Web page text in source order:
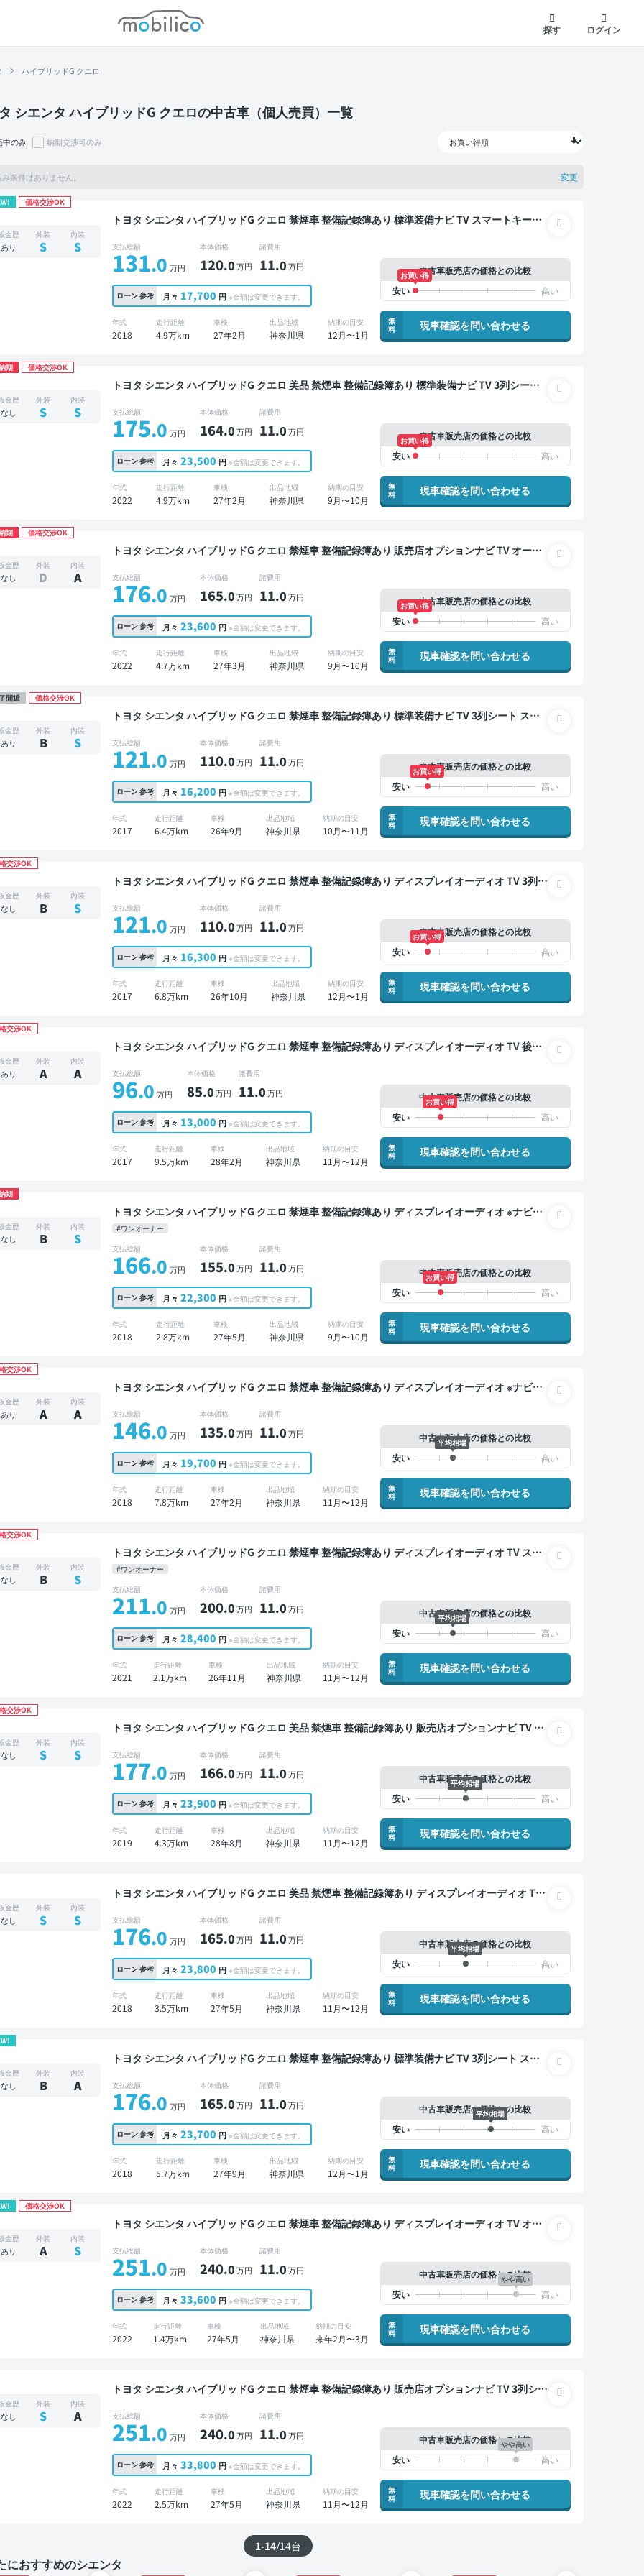
モビリコ
探す
ログイン
ハイブリッドG クエロ
シエンタ ハイブリッドG クエロの中古車（個人売買）一覧
中のみ 納期交渉可のみ
条件はありません。 変更
価格交渉OK
トヨタ シエンタ ハイブリッドG クエロ 禁煙車 整備記録簿あり 標準装備ナビ TV スマートキー
金歴
あり
外装
S
内装
S 支払総額
131.0 万円
本体価格
120.0万円
諸費用
11.0万円
ローン参考 月々 17,700 円 ※金額は変更できます。
年式
2018
走行距離
4.9万km
車検
27年2月
出品地域
神奈川県
納期の目安
12月〜1月
中古車販売店の価格との比較
お買い得
無
料
現車確認を問い合わせる
期 価格交渉OK
トヨタ シエンタ ハイブリッドG クエロ 美品 禁煙車 整備記録簿あり 標準装備ナビ TV 3列シート
ドア 7人乗り
金歴
なし
外装
S
内装
S 支払総額
175.0 万円
本体価格
164.0万円
諸費用
11.0万円
ローン参考 月々 23,500 円 ※金額は変更できます。
年式
2022
走行距離
4.9万km
車検
27年2月
出品地域
神奈川県
納期の目安
9月〜10月
中古車販売店の価格との比較
お買い得
無
料
現車確認を問い合わせる
期 価格交渉OK
トヨタ シエンタ ハイブリッドG クエロ 禁煙車 整備記録簿あり 販売店オプションナビ TV オート
減 両側電動スライドドア 7人乗り
金歴
なし
外装
D
内装
A 支払総額
176.0 万円
本体価格
165.0万円
諸費用
11.0万円
ローン参考 月々 23,600 円 ※金額は変更できます。
年式
2022
走行距離
4.7万km
車検
27年3月
出品地域
神奈川県
納期の目安
9月〜10月
中古車販売店の価格との比較
お買い得
無
料
現車確認を問い合わせる
間近 価格交渉OK
トヨタ シエンタ ハイブリッドG クエロ 禁煙車 整備記録簿あり 標準装備ナビ TV 3列シート スマ
金歴
あり
外装
B
内装
S 支払総額
121.0 万円
本体価格
110.0万円
諸費用
11.0万円
ローン参考 月々 16,200 円 ※金額は変更できます。
年式
2017
走行距離
6.4万km
車検
26年9月
出品地域
神奈川県
納期の目安
10月〜11月
中古車販売店の価格との比較
お買い得
無
料
現車確認を問い合わせる
交渉OK
トヨタ シエンタ ハイブリッドG クエロ 禁煙車 整備記録簿あり ディスプレイオーディオ TV 3列シ
スライドドア 7人乗り
金歴
なし
外装
B
内装
S 支払総額
121.0 万円
本体価格
110.0万円
諸費用
11.0万円
ローン参考 月々 16,300 円 ※金額は変更できます。
年式
2017
走行距離
6.8万km
車検
26年10月
出品地域
神奈川県
納期の目安
12月〜1月
中古車販売店の価格との比較
お買い得
無
料
現車確認を問い合わせる
交渉OK
トヨタ シエンタ ハイブリッドG クエロ 禁煙車 整備記録簿あり ディスプレイオーディオ TV 後席
ライドドア 7人乗り
金歴
あり
外装
A
内装
A 支払総額
96.0 万円
本体価格
85.0万円
諸費用
11.0万円
ローン参考 月々 13,000 円 ※金額は変更できます。
年式
2017
走行距離
9.5万km
車検
28年2月
出品地域
神奈川県
納期の目安
11月〜12月
中古車販売店の価格との比較
お買い得
無
料
現車確認を問い合わせる
期
トヨタ シエンタ ハイブリッドG クエロ 禁煙車 整備記録簿あり ディスプレイオーディオ ※ナビキ
ットあり TV 3列シート ワイヤレスキー ETC バックモニター ドライブレコーダー 両側電動スライ
ドドア 7人乗り
#ワンオーナー
金歴
なし
外装
B
内装
S
支払総額
166.0 万円
本体価格
155.0万円
諸費用
11.0万円
ローン参考 月々 22,300 円 ※金額は変更できます。
年式
2018
走行距離
2.8万km
車検
27年5月
出品地域
神奈川県
納期の目安
9月〜10月
中古車販売店の価格との比較
お買い得
無
料
現車確認を問い合わせる
交渉OK
トヨタ シエンタ ハイブリッドG クエロ 禁煙車 整備記録簿あり ディスプレイオーディオ ※ナビキ
動スライドドア 7人乗り
金歴
あり
外装
A
内装
A 支払総額
146.0 万円
本体価格
135.0万円
諸費用
11.0万円
ローン参考 月々 19,700 円 ※金額は変更できます。
年式
2018
走行距離
7.8万km
車検
27年2月
出品地域
神奈川県
納期の目安
11月〜12月
中古車販売店の価格との比較
平均相場
無
料
現車確認を問い合わせる
交渉OK
トヨタ シエンタ ハイブリッドG クエロ 禁煙車 整備記録簿あり ディスプレイオーディオ TV スマ
ートキー ETC バックモニター 全方位カメラ ドライブレコーダー 衝突軽減 両側電動スライドドア
7人乗り
#ワンオーナー
金歴
なし
外装
B
内装
S
支払総額
211.0 万円
本体価格
200.0万円
諸費用
11.0万円
ローン参考 月々 28,400 円 ※金額は変更できます。
年式
2021
走行距離
2.1万km
車検
26年11月
出品地域
神奈川県
納期の目安
11月〜12月
中古車販売店の価格との比較
平均相場
無
料
現車確認を問い合わせる
交渉OK
トヨタ シエンタ ハイブリッドG クエロ 美品 禁煙車 整備記録簿あり 販売店オプションナビ TV オ
ルエアロ 両側電動スライドドア 7人乗り
金歴
なし
外装
S
内装
S 支払総額
177.0 万円
本体価格
166.0万円
諸費用
11.0万円
ローン参考 月々 23,900 円 ※金額は変更できます。
年式
2019
走行距離
4.3万km
車検
28年8月
出品地域
神奈川県
納期の目安
11月〜12月
中古車販売店の価格との比較
平均相場
無
料
現車確認を問い合わせる
トヨタ シエンタ ハイブリッドG クエロ 美品 禁煙車 整備記録簿あり ディスプレイオーディオ TV
減 両側電動スライドドア 7人乗り
金歴
なし
外装
S
内装
S 支払総額
176.0 万円
本体価格
165.0万円
諸費用
11.0万円
ローン参考 月々 23,800 円 ※金額は変更できます。
年式
2018
走行距離
3.5万km
車検
27年5月
出品地域
神奈川県
納期の目安
11月〜12月
中古車販売店の価格との比較
平均相場
無
料
現車確認を問い合わせる
トヨタ シエンタ ハイブリッドG クエロ 禁煙車 整備記録簿あり 標準装備ナビ TV 3列シート スマ
金歴
なし
外装
B
内装
A 支払総額
176.0 万円
本体価格
165.0万円
諸費用
11.0万円
ローン参考 月々 23,700 円 ※金額は変更できます。
年式
2018
走行距離
5.7万km
車検
27年9月
出品地域
神奈川県
納期の目安
12月〜1月
中古車販売店の価格との比較
平均相場
無
料
現車確認を問い合わせる
価格交渉OK
トヨタ シエンタ ハイブリッドG クエロ 禁煙車 整備記録簿あり ディスプレイオーディオ TV オー
電動スライドドア 7人乗り
金歴
あり
外装
A
内装
S 支払総額
251.0 万円
本体価格
240.0万円
諸費用
11.0万円
ローン参考 月々 33,600 円 ※金額は変更できます。
年式
2022
走行距離
1.4万km
車検
27年5月
出品地域
神奈川県
納期の目安
来年2月〜3月
中古車販売店の価格との比較
やや高い
無
料
現車確認を問い合わせる
トヨタ シエンタ ハイブリッドG クエロ 禁煙車 整備記録簿あり 販売店オプションナビ TV 3列シー
乗り
金歴
なし
外装
S
内装
A 支払総額
251.0 万円
本体価格
240.0万円
諸費用
11.0万円
ローン参考 月々 33,800 円 ※金額は変更できます。
年式
2022
走行距離
2.5万km
車検
27年5月
出品地域
神奈川県
納期の目安
11月〜12月
中古車販売店の価格との比較
やや高い
無
料
現車確認を問い合わせる
1-14/14台
におすすめのシエンタ